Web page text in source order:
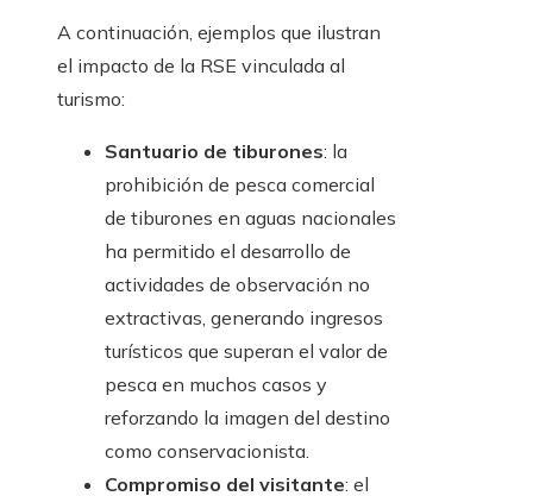
A continuación, ejemplos que ilustran
el impacto de la RSE vinculada al
turismo:
Santuario de tiburones: la
prohibición de pesca comercial
de tiburones en aguas nacionales
ha permitido el desarrollo de
actividades de observación no
extractivas, generando ingresos
turísticos que superan el valor de
pesca en muchos casos y
reforzando la imagen del destino
como conservacionista.
Compromiso del visitante: el